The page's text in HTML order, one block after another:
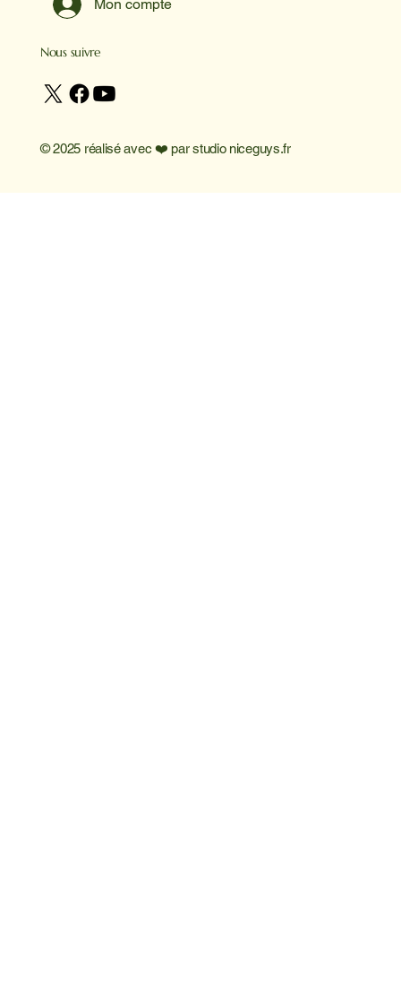
Mon compte
Nous suivre
© 2025 réalisé avec ❤️ parstudio niceguys.fr